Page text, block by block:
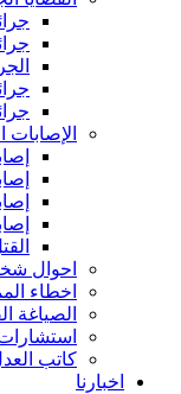
احوال
اخطاء
الصياغة
كاتب
اخبارنا